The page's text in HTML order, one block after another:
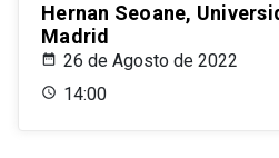
Hernan Seoane,
Madrid
26 de Agosto de 2022
14:00